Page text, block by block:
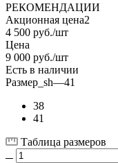
РЕКОМЕНДАЦИИ
Акционная цена2
4 500 руб./шт
Цена
9 000 руб./шт
Есть в наличии
Размер_sh—41
38
41
Таблица размеров